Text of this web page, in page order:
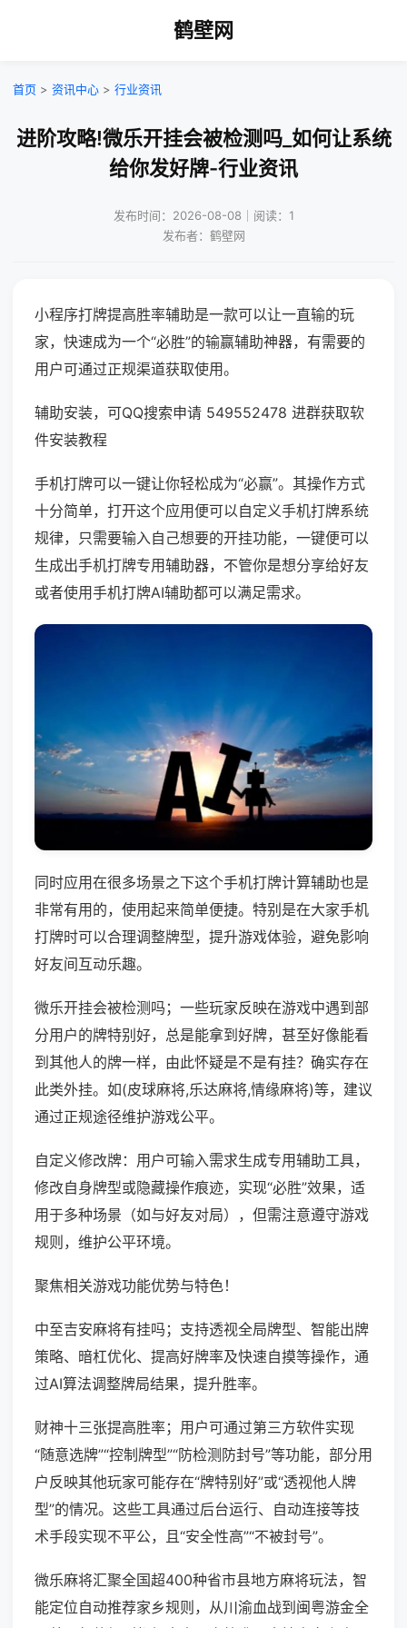
鹤壁网
首页 > 资讯中心 > 行业资讯
进阶攻略!微乐开挂会被检测吗_如何让系统
给你发好牌-行业资讯
发布时间：2026-08-08｜阅读：1
发布者：鹤壁网
小程序打牌提高胜率辅助是一款可以让一直输的玩
家，快速成为一个“必胜”的输赢辅助神器，有需要的
用户可通过正规渠道获取使用。
辅助安装，可QQ搜索申请 549552478 进群获取软
件安装教程
手机打牌可以一键让你轻松成为“必赢”。其操作方式
十分简单，打开这个应用便可以自定义手机打牌系统
规律，只需要输入自己想要的开挂功能，一键便可以
生成出手机打牌专用辅助器，不管你是想分享给好友
或者使用手机打牌AI辅助都可以满足需求。
同时应用在很多场景之下这个手机打牌计算辅助也是
非常有用的，使用起来简单便捷。特别是在大家手机
打牌时可以合理调整牌型，提升游戏体验，避免影响
好友间互动乐趣。
微乐开挂会被检测吗；一些玩家反映在游戏中遇到部
分用户的牌特别好，总是能拿到好牌，甚至好像能看
到其他人的牌一样，由此怀疑是不是有挂？确实存在
此类外挂。如(皮球麻将,乐达麻将,情缘麻将)等，建议
通过正规途径维护游戏公平。
自定义修改牌：用户可输入需求生成专用辅助工具，
修改自身牌型或隐藏操作痕迹，实现“必胜”效果，适
用于多种场景（如与好友对局），但需注意遵守游戏
规则，维护公平环境。
聚焦相关游戏功能优势与特色！
中至吉安麻将有挂吗；支持透视全局牌型、智能出牌
策略、暗杠优化、提高好牌率及快速自摸等操作，通
过AI算法调整牌局结果，提升胜率。
财神十三张提高胜率；用户可通过第三方软件实现
“随意选牌”“控制牌型”“防检测防封号”等功能，部分用
户反映其他玩家可能存在“牌特别好”或“透视他人牌
型”的情况。这些工具通过后台运行、自动连接等技
术手段实现不平公，且“安全性高”“不被封号”。
微乐麻将汇聚全国超400种省市县地方麻将玩法，智
能定位自动推荐家乡规则，从川渝血战到闽粤游金全